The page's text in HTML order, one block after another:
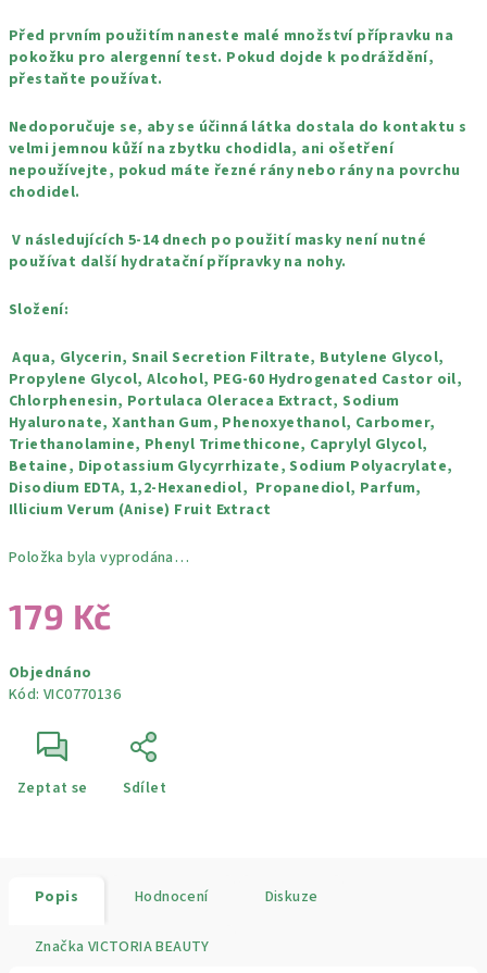
Před prvním použitím naneste malé množství přípravku na
pokožku pro alergenní test. Pokud dojde k podráždění,
přestaňte používat.
Nedoporučuje se, aby se účinná látka dostala do kontaktu s
velmi jemnou kůží na zbytku chodidla, ani ošetření
nepoužívejte, pokud máte řezné rány nebo rány na povrchu
chodidel.
V následujících 5-14 dnech po použití masky není nutné
používat další hydratační přípravky na nohy.
Složení:
Aqua, Glycerin, Snail Secretion Filtrate, Butylene Glycol,
Propylene Glycol, Alcohol, PEG-60 Hydrogenated Castor oil,
Chlorphenesin, Portulaca Oleracea Extract, Sodium
Hyaluronate, Xanthan Gum, Phenoxyethanol, Carbomer,
Triethanolamine, Phenyl Trimethicone, Caprylyl Glycol,
Betaine, Dipotassium Glycyrrhizate, Sodium Polyacrylate,
Disodium EDTA, 1,2-Hexanediol, Propanediol, Parfum,
Illicium Verum (Anise) Fruit Extract
Položka byla vyprodána…
179 Kč
cena:
Objednáno
Kód: VIC0770136
Zeptat se Sdílet
Popis Hodnocení Diskuze
Značka VICTORIA BEAUTY